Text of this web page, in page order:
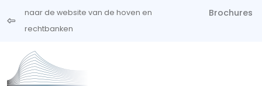
Overslaan en naar de inhoud gaan
naar de website van de hoven en
rechtbanken
Brochures